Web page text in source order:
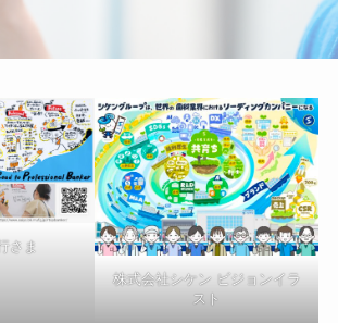
さま
株式会社シケン ビジョンイラ
スト